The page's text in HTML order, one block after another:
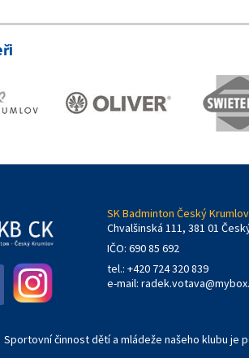
SK Badminton Český
Chvalšinská 111, 381 01
IČO: 690 85 692
tel.: +420 724 320 839
e-mail:
Sportovní činnost dětí a mládeže našeho klubu je